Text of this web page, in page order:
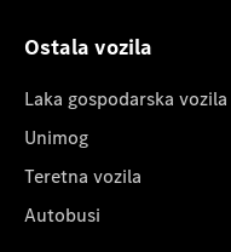
Ostala vozila
Laka gospodarska vozila
Unimog
Teretna vozila
Autobusi